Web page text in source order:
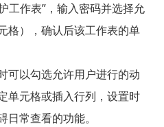
工作表”，输入密码并选择允
格），确认后该工作表的单
可以勾选允许用户进行的动
单元格或插入行列，设置时
常查看的功能。